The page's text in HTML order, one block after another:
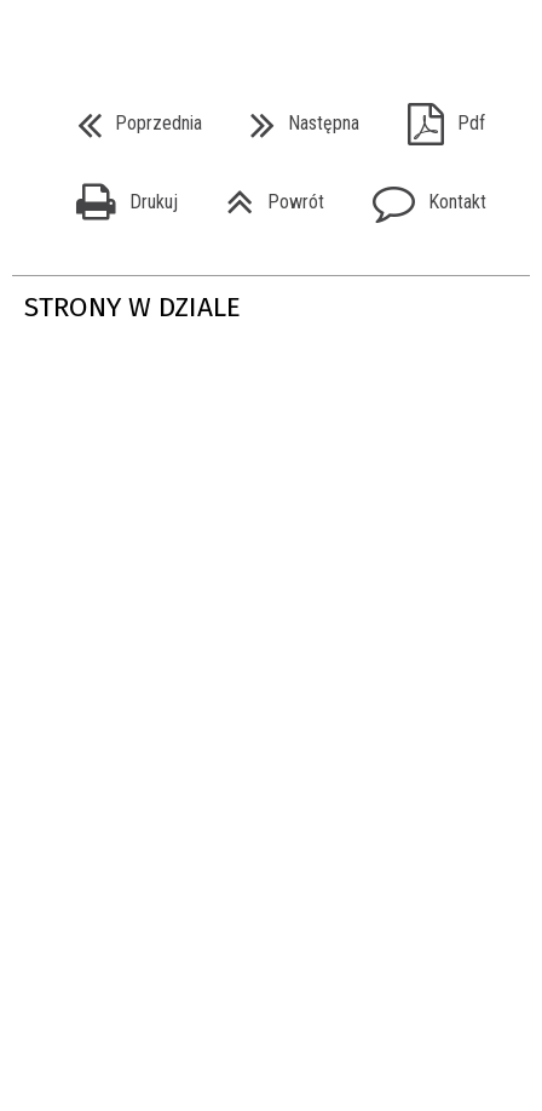
Poprzednia Następna Pdf
Drukuj Powrót Kontakt
STRONY W DZIALE